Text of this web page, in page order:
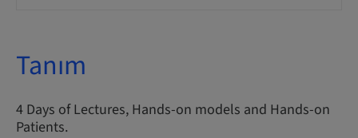
Tanım
4 Days of Lectures, Hands-on models and Hands-on
Patients.